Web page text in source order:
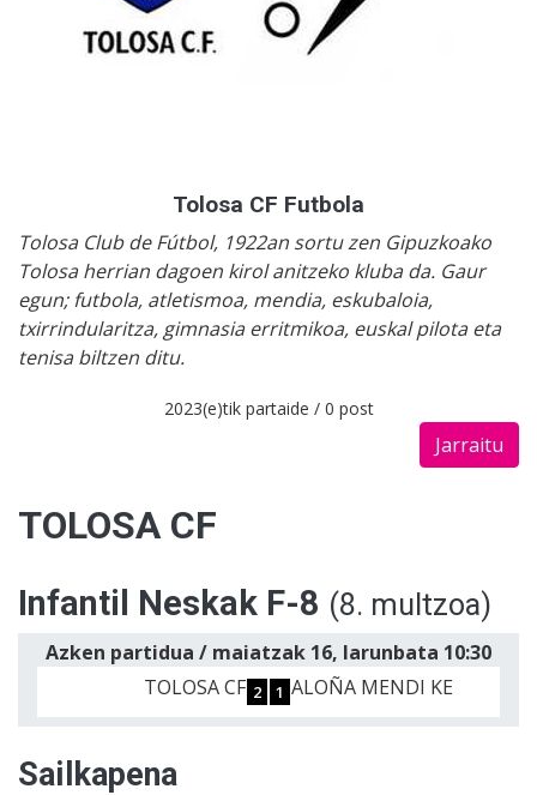
Tolosa CF Futbola
Tolosa Club de Fútbol, 1922an sortu zen Gipuzkoako
Tolosa herrian dagoen kirol anitzeko kluba da. Gaur
egun; futbola, atletismoa, mendia, eskubaloia,
txirrindularitza, gimnasia erritmikoa, euskal pilota eta
tenisa biltzen ditu.
2023(e)tik partaide / 0 post
Jarraitu
TOLOSA CF
Infantil Neskak F-8 (8. multzoa)
Azken partidua / maiatzak 16, larunbata 10:30
TOLOSA CF 2 1 ALOÑA MENDI KE
Sailkapena